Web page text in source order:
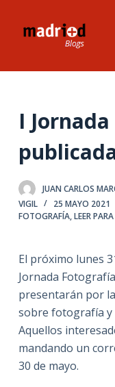
t
n
d
o
I
JUAN CARLOS
VIGIL
25 MAYO 2021
FOTOGRAFÍA,LEER
El próximo lunes
Jornada
presentarán por
sobre fotografía
Aquellos
mandando un
30 de mayo.